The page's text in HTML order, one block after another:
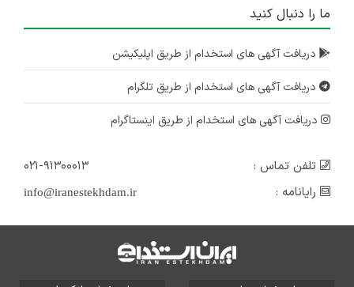
ما را دنبال کنید
دریافت آگهی های استخدام از طریق اپلیکیشن
دریافت آگهی های استخدام از طریق تلگرام
دریافت آگهی های استخدام از طریق اینستاگرام
تلفن تماس :
۰۲۱-۹۱۳۰۰۰۱۳
رایانامه :
info@iranestekhdam.ir